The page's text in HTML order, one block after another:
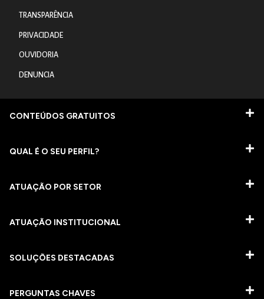
TRANSPARÊNCIA
PRIVACIDADE
OUVIDORIA
DENUNCIA
CONTEÚDOS GRATUITOS
QUAL É O SEU PERFIL?
ATUAÇÃO POR SETOR
ATUAÇÃO INSTITUCIONAL
SOLUÇÕES DESTACADAS
PERGUNTAS CHAVES​